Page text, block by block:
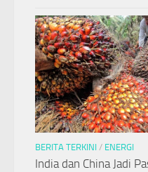
BERITA TERKINI / ENERGI
India dan China Jadi